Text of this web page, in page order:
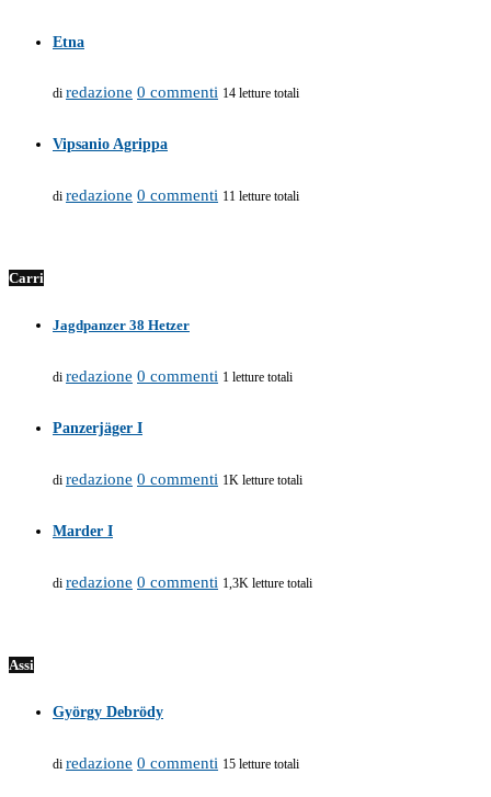
Etna
di redazione 0 commenti 14 letture totali
Vipsanio Agrippa
di redazione 0 commenti 11 letture totali
Carri
Jagdpanzer 38 Hetzer
di redazione 0 commenti 1 letture totali
Panzerjäger I
di redazione 0 commenti 1K letture totali
Marder I
di redazione 0 commenti 1,3K letture totali
Assi
György Debrödy
di redazione 0 commenti 15 letture totali